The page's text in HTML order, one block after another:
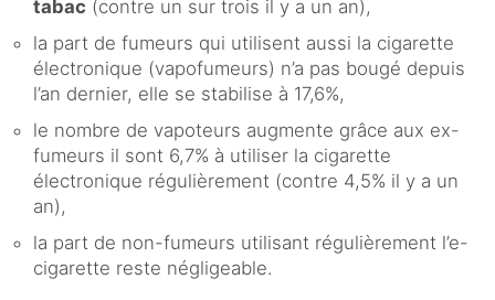
tabac (contre un sur trois il y a un an),
la part de fumeurs qui utilisent aussi la cigarette
électronique (vapofumeurs) n’a pas bougé depuis
l’an dernier, elle se stabilise à 17,6%,
le nombre de vapoteurs augmente grâce aux ex-
fumeurs il sont 6,7% à utiliser la cigarette
électronique régulièrement (contre 4,5% il y a un
an),
la part de non-fumeurs utilisant régulièrement l’e-
cigarette reste négligeable.